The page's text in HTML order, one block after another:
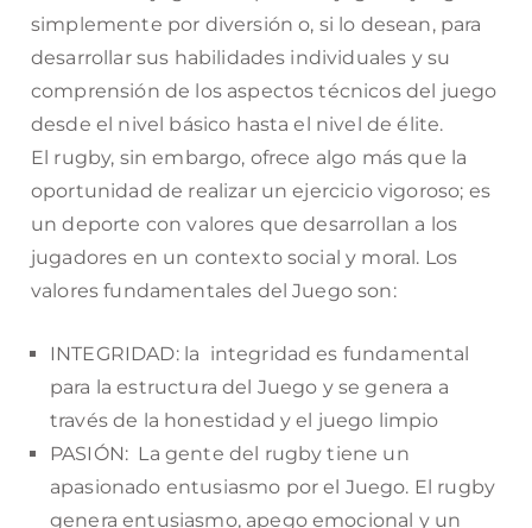
simplemente por diversión o, si lo desean, para
desarrollar sus habilidades individuales y su
comprensión de los aspectos técnicos del juego
desde el nivel básico hasta el nivel de élite.
El rugby, sin embargo, ofrece algo más que la
oportunidad de realizar un ejercicio vigoroso; es
un deporte con valores que desarrollan a los
jugadores en un contexto social y moral. Los
valores fundamentales del Juego son:
INTEGRIDAD: la integridad es fundamental
para la estructura del Juego y se genera a
través de la honestidad y el juego limpio
PASIÓN: La gente del rugby tiene un
apasionado entusiasmo por el Juego. El rugby
genera entusiasmo, apego emocional y un